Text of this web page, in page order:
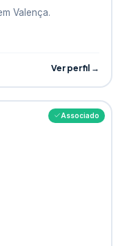
Valença.
Ver perfil →
Associado